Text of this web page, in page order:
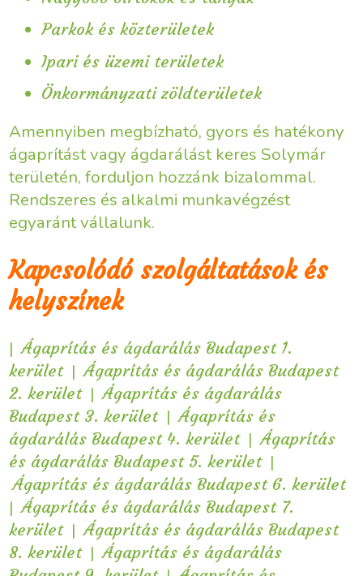
Parkok és közterületek
Ipari és üzemi területek
Önkormányzati zöldterületek
Amennyiben megbízható, gyors és hatékony
ágaprítást vagy ágdarálást keres Solymár
területén, forduljon hozzánk bizalommal.
Rendszeres és alkalmi munkavégzést
egyaránt vállalunk.
Kapcsolódó szolgáltatások és
helyszínek
| Ágaprítás és ágdarálás Budapest 1.
kerület | Ágaprítás és ágdarálás Budapest
2. kerület | Ágaprítás és ágdarálás
Budapest 3. kerület | Ágaprítás és
ágdarálás Budapest 4. kerület | Ágaprítás
és ágdarálás Budapest 5. kerület |
Ágaprítás és ágdarálás Budapest 6. kerület
| Ágaprítás és ágdarálás Budapest 7.
kerület | Ágaprítás és ágdarálás Budapest
8. kerület | Ágaprítás és ágdarálás